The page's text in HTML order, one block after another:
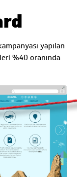
yapılan
%40 oranında